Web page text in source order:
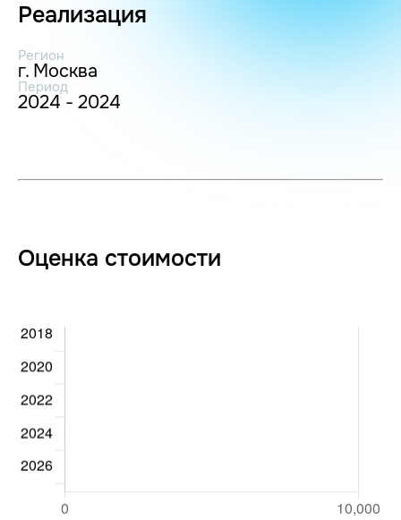
Реализация
Регион
г. Москва
Период
2024 - 2024
Оценка стоимости